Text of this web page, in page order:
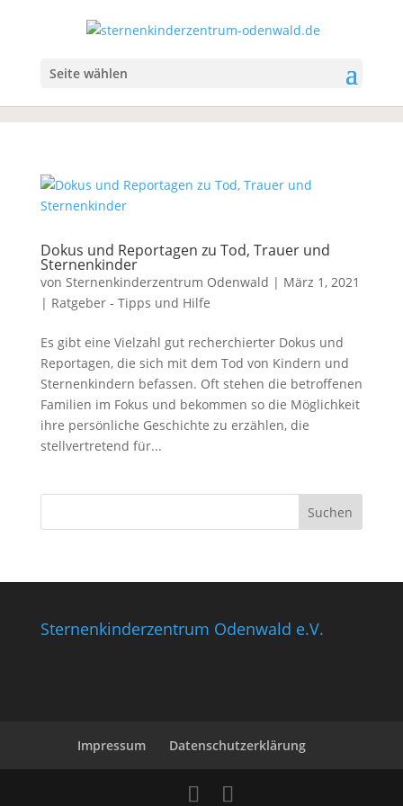
Seite wählen
Dokus und Reportagen zu Tod, Trauer und
Sternenkinder
von Sternenkinderzentrum Odenwald | März 1, 2021
| Ratgeber - Tipps und Hilfe
Es gibt eine Vielzahl gut recherchierter Dokus und
Reportagen, die sich mit dem Tod von Kindern und
Sternenkindern befassen. Oft stehen die betroffenen
Familien im Fokus und bekommen so die Möglichkeit
ihre persönliche Geschichte zu erzählen, die
stellvertretend für...
Sternenkinderzentrum Odenwald e.V.
Impressum Datenschutzerklärung